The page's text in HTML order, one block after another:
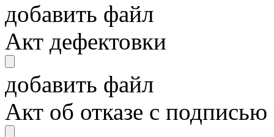
добавить файл
Акт дефектовки
добавить файл
Акт об отказе с